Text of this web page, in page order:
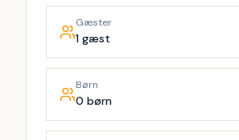
Gæster
1 gæst
Børn
0 børn